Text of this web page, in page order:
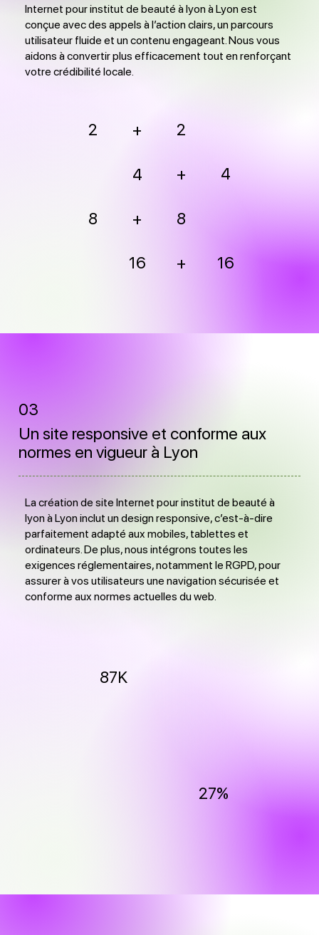
Internet pour institut de beauté à lyon à Lyon est
conçue avec des appels à l’action clairs, un parcours
utilisateur fluide et un contenu engageant. Nous vous
aidons à convertir plus efficacement tout en renforçant
votre crédibilité locale.
2 + 2
4 + 4
8 + 8
16 + 16
03
Un site responsive et conforme aux
normes en vigueur à Lyon
La création de site Internet pour institut de beauté à
lyon à Lyon inclut un design responsive, c’est-à-dire
parfaitement adapté aux mobiles, tablettes et
ordinateurs. De plus, nous intégrons toutes les
exigences réglementaires, notamment le RGPD, pour
assurer à vos utilisateurs une navigation sécurisée et
conforme aux normes actuelles du web.
87K
27%